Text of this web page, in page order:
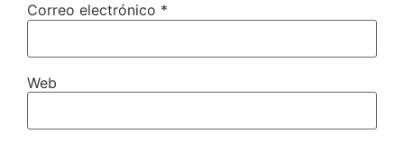
Correo electrónico *
Web